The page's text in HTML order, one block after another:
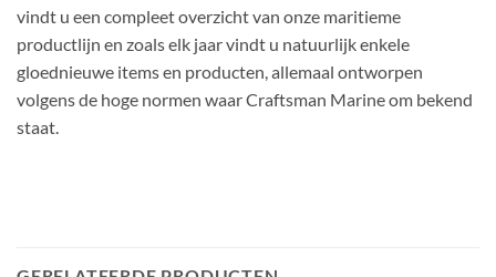
vindt u een compleet overzicht van onze maritieme
productlijn en zoals elk jaar vindt u natuurlijk enkele
gloednieuwe items en producten, allemaal ontworpen
volgens de hoge normen waar Craftsman Marine om bekend
staat.